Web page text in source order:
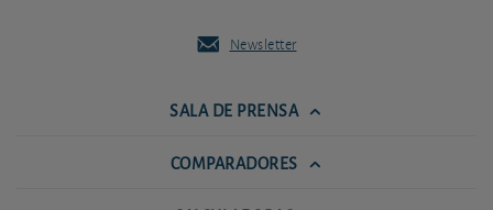
Newsletter
SALA DE PRENSA
COMPARADORES